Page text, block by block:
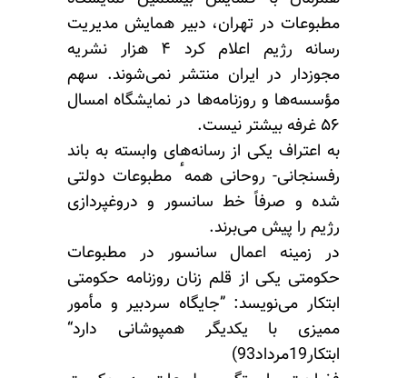
مطبوعات در تهران، دبیر همایش مدیریت
رسانه رژیم اعلام کرد ۴ هزار نشریه
مجوزدار در ایران منتشر نمی‌شوند. سهم
مؤسسه‌ها و روزنامه‌ها در نمایشگاه امسال
۵۶ غرفه بیشتر نیست.
به اعتراف یکی از رسانه‌های وابسته به باند
رفسنجانی- روحانی همهٴ مطبوعات دولتی
شده و صرفاً خط سانسور و دروغپردازی
رژیم را پیش می‌برند.
در زمینه اعمال سانسور در مطبوعات
حکومتی یکی از قلم زنان روزنامه حکومتی
ابتکار می‌نویسد: ”جایگاه سردبیر و مأمور
ممیزی با یکدیگر همپوشانی دارد“
ابتکار19مرداد93)